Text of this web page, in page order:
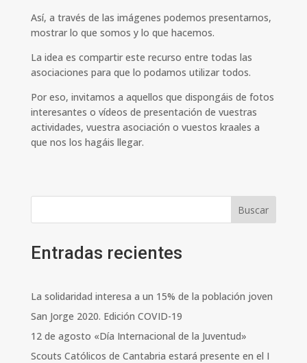
Así, a través de las imágenes podemos presentarnos,
mostrar lo que somos y lo que hacemos.
La idea es compartir este recurso entre todas las
asociaciones para que lo podamos utilizar todos.
Por eso, invitamos a aquellos que dispongáis de fotos
interesantes o vídeos de presentación de vuestras
actividades, vuestra asociación o vuestos kraales a
que nos los hagáis llegar.
Buscar
Entradas recientes
La solidaridad interesa a un 15% de la población joven
San Jorge 2020. Edición COVID-19
12 de agosto «Día Internacional de la Juventud»
Scouts Católicos de Cantabria estará presente en el I